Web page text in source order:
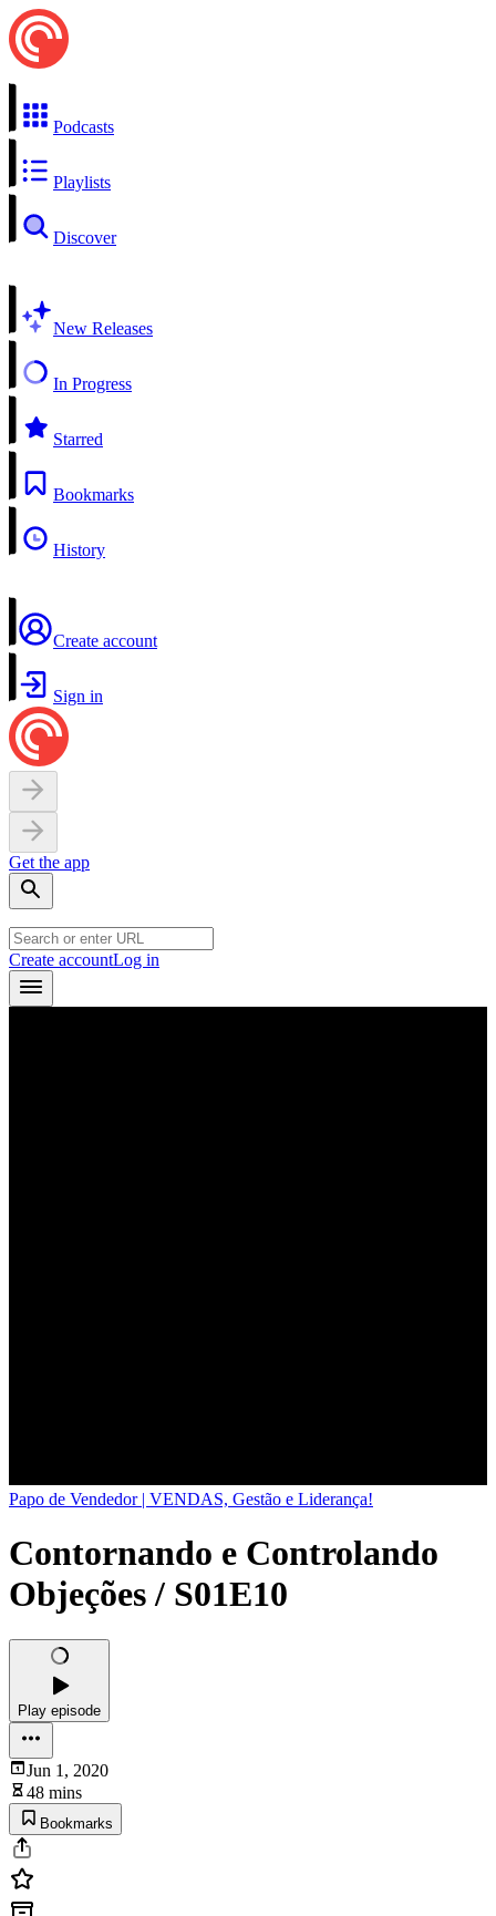
Podcasts
Playlists
Discover
New Releases
In Progress
Starred
Bookmarks
History
Create account
Sign in
Get the app
Create accountLog in
Papo de Vendedor | VENDAS, Gestão e Liderança!
Contornando e Controlando
Objeções / S01E10
Play episode
Jun 1, 2020
48 mins
Bookmarks